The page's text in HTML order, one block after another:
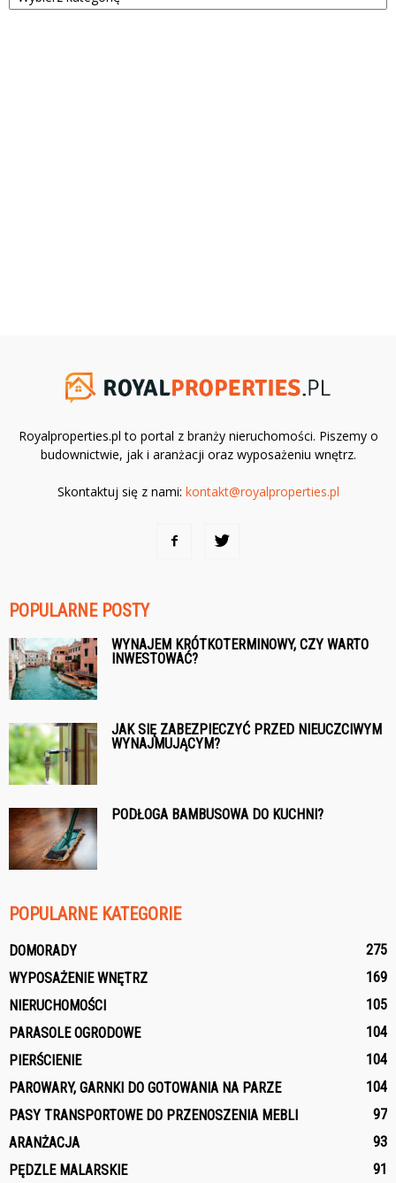
Royalproperties.pl to portal z branży nieruchomości. Piszemy o
budownictwie, jak i aranżacji oraz wyposażeniu wnętrz.
Skontaktuj się z nami: kontakt@royalproperties.pl
POPULARNE POSTY
WYNAJEM KRÓTKOTERMINOWY, CZY WARTO
INWESTOWAĆ?
JAK SIĘ ZABEZPIECZYĆ PRZED NIEUCZCIWYM
WYNAJMUJĄCYM?
PODŁOGA BAMBUSOWA DO KUCHNI?
POPULARNE KATEGORIE
DOMORADY
275
WYPOSAŻENIE WNĘTRZ
169
NIERUCHOMOŚCI
105
PARASOLE OGRODOWE
104
PIERŚCIENIE
104
PAROWARY, GARNKI DO GOTOWANIA NA PARZE
104
PASY TRANSPORTOWE DO PRZENOSZENIA MEBLI
97
ARANŻACJA
93
PĘDZLE MALARSKIE
91